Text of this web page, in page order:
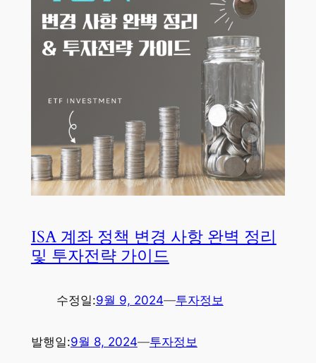
ISA 계좌 정책 변경 사항 완벽 정리
및 투자전략 가이드
수정일:9월 9, 2024—투자정보
발행일:9월 8, 2024—투자정보